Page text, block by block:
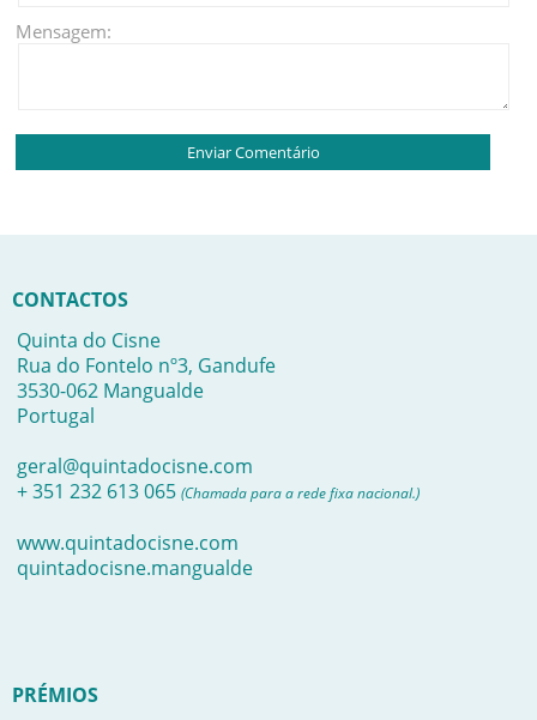
Mensagem:
CONTACTOS
Quinta do Cisne
Rua do Fontelo nº3, Gandufe
3530-062 Mangualde
Portugal
geral@quintadocisne.com
+ 351 232 613 065 (Chamada para a rede fixa nacional.)
www.quintadocisne.com
quintadocisne.mangualde
PRÉMIOS